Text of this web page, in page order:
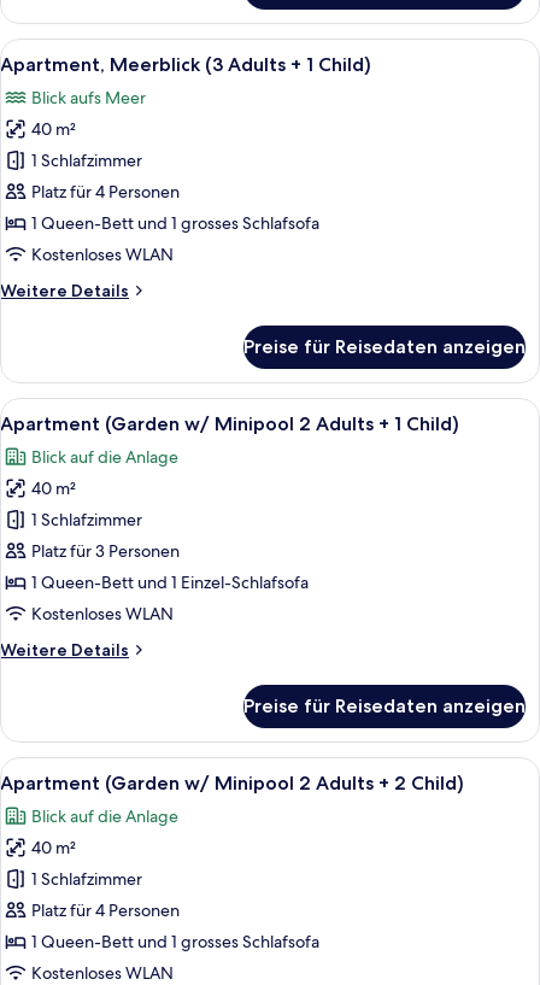
Meerblick
(2
Adults
2
Children)
Alle
Fotos
für
Apartment,
Meerblick
(3
Adults
+
Child)
32-Zoll-LCD-Fernseher mit
4
Apartment, Meerblick (3 Adults + 1 Child)
Blick aufs Meer
40 m²
1 Schlafzimmer
Platz für 4 Personen
1 Queen-Bett und 1 grosses Schlafsofa
Kostenloses WLAN
Weitere Details
Weitere
Meerblick
(3
Adults
Child)
Preise für Reisedaten anzeigen
Alle
Fotos
für
Apartment
(Garden
w/
Minipool
2
+
anzeigen
5
Apartment (Garden w/ Minipool 2 Adults + 1 Child)
Blick auf die Anlage
40 m²
1 Schlafzimmer
Platz für 3 Personen
1 Queen-Bett und 1 Einzel-Schlafsofa
Kostenloses WLAN
Weitere Details
Weitere
(Garden
w/
Minipool
Adults
+
Child)
Preise für Reisedaten anzeigen
Alle
Fotos
für
Apartment
(Garden
w/
Minipool
2
5
Apartment (Garden w/ Minipool 2 Adults + 2 Child)
Blick auf die Anlage
40 m²
1 Schlafzimmer
Platz für 4 Personen
1 Queen-Bett und 1 grosses Schlafsofa
Kostenloses WLAN